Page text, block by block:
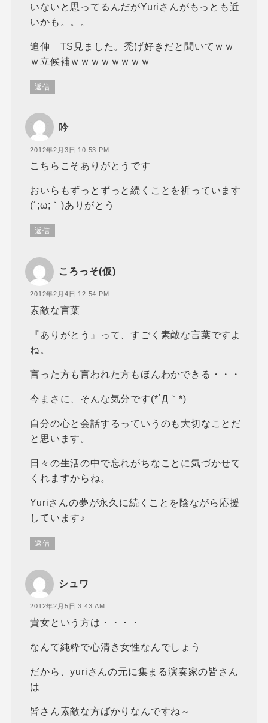
いないと思ってるんだがYuriさんがもっとも近
いかも。。。
追伸 TS見ました。禿げ好きだと聞いてｗｗ
ｗ立候補ｗｗｗｗｗｗｗｗ
返信
吟
2012年2月3日 10:53 PM
こちらこそありがとうです
おいらもずっとずっと続くことを祈っています
(´;ω;｀)ありがとう
返信
ころっそ(仮)
2012年2月4日 12:54 PM
素敵な言葉
『ありがとう』って、すごく素敵な言葉ですよ
ね。
言った方も言われた方もほんわかできる・・・
今まさに、そんな気分です(*´Д｀*)
自分の心と会話するっていうのも大切なことだ
と思います。
日々の生活の中で忘れがちなことに気づかせて
くれますからね。
Yuriさんの夢が永久に続くことを陰ながら応援
しています♪
返信
シュワ
2012年2月5日 3:43 AM
貴女という方は・・・・
なんて純粋で心清き女性なんでしょう
だから、yuriさんの元に集まる演奏家の皆さん
は
皆さん素敵な方ばかりなんですね～